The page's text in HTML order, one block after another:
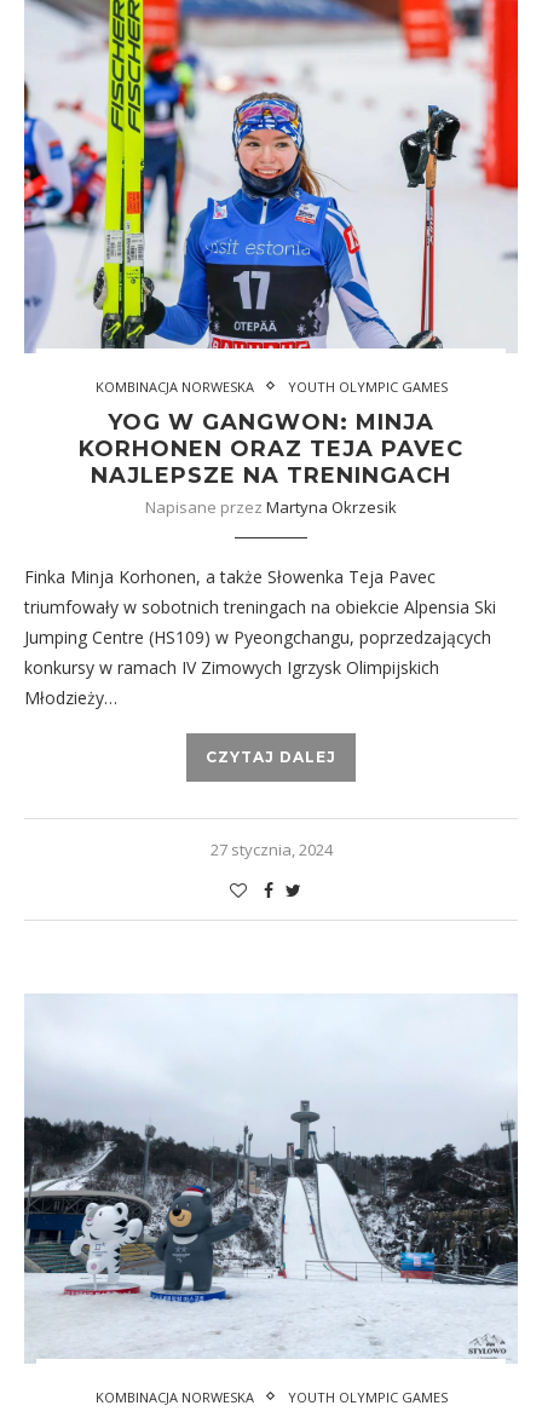
KOMBINACJA NORWESKA YOUTH OLYMPIC GAMES
YOG W GANGWON: MINJA
KORHONEN ORAZ TEJA PAVEC
NAJLEPSZE NA TRENINGACH
Napisane przez Martyna Okrzesik
Finka Minja Korhonen, a także Słowenka Teja Pavec
triumfowały w sobotnich treningach na obiekcie Alpensia Ski
Jumping Centre (HS109) w Pyeongchangu, poprzedzających
konkursy w ramach IV Zimowych Igrzysk Olimpijskich
Młodzieży…
CZYTAJ DALEJ
27 stycznia, 2024
KOMBINACJA NORWESKA YOUTH OLYMPIC GAMES